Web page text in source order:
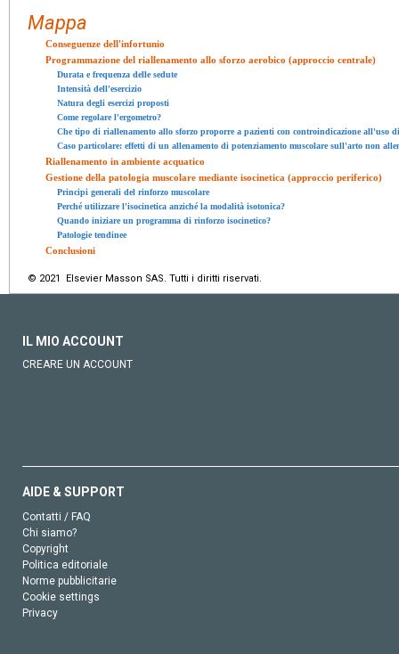
Mappa
Conseguenze dell'infortunio
Programmazione del riallenamento allo sforzo aerobico (approccio centrale)
Durata e frequenza delle sedute
Intensità dell'esercizio
Natura degli esercizi proposti
Come regolare l'ergometro?
Che tipo di riallenamento allo sforzo proporre a pazienti con controindicazione all'uso
Caso particolare: effetti di un allenamento di potenziamento muscolare sull'arto non
Riallenamento in ambiente acquatico
Gestione della patologia muscolare mediante isocinetica (approccio periferico)
Principi generali del rinforzo muscolare
Perché utilizzare l'isocinetica anziché la modalità isotonica?
Quando iniziare un programma di rinforzo isocinetico?
Patologie tendinee
Conclusioni
© 2021 Elsevier Masson SAS. Tutti i diritti riservati.
IL MIO ACCOUNT
CREARE UN ACCOUNT
AIDE & SUPPORT
Contatti / FAQ
Chi siamo?
Copyright
Politica editoriale
Norme pubblicitarie
Cookie settings
Privacy